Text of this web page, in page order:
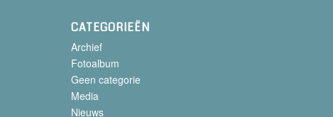
CATEGORIEËN
Archief
Fotoalbum
Geen categorie
Media
Nieuws